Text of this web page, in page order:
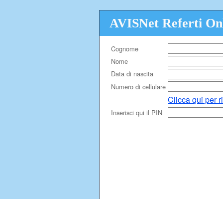
AVISNet Referti
Cognome
Nome
Data di nascita
Numero di cellulare
Clicca qui per
Inserisci qui il PIN